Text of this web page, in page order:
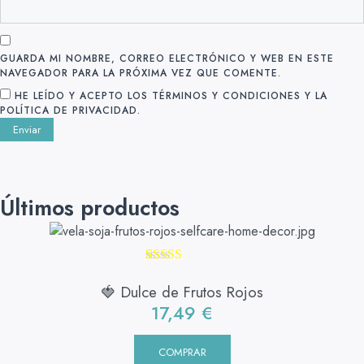
GUARDA MI NOMBRE, CORREO ELECTRÓNICO Y WEB EN ESTE
NAVEGADOR PARA LA PRÓXIMA VEZ QUE COMENTE.
HE LEÍDO Y ACEPTO LOS TÉRMINOS Y CONDICIONES Y LA
POLÍTICA DE PRIVACIDAD.
Últimos productos
de 5 en
base a
valoración de
un cliente
🍓 Dulce de Frutos Rojos
17,49 €
COMPRAR